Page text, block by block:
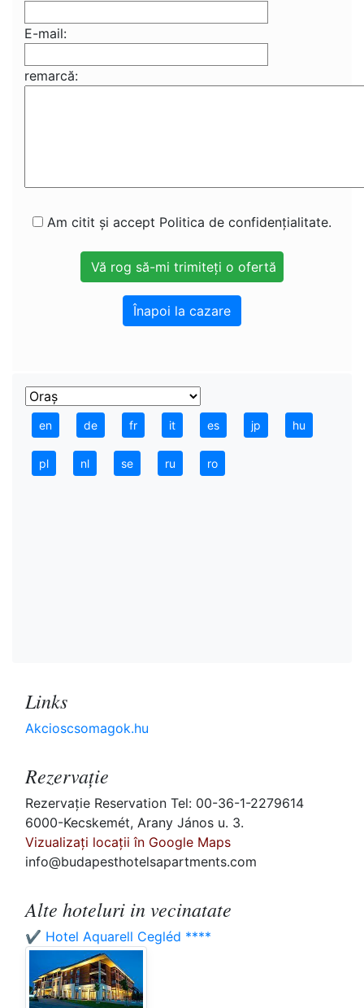
E-mail:
remarcă:
Am citit și accept Politica de confidențialitate.
Înapoi la cazare
en de fr it es jp hu
pl nl se ru ro
Links
Akcioscsomagok.hu
Rezervaţie
Rezervaţie Reservation Tel: 00-36-1-2279614
6000-Kecskemét, Arany János u. 3.
Vizualizați locații în Google Maps
info@budapesthotelsapartments.com
Alte hoteluri in vecinatate
✔️ Hotel Aquarell Cegléd ****